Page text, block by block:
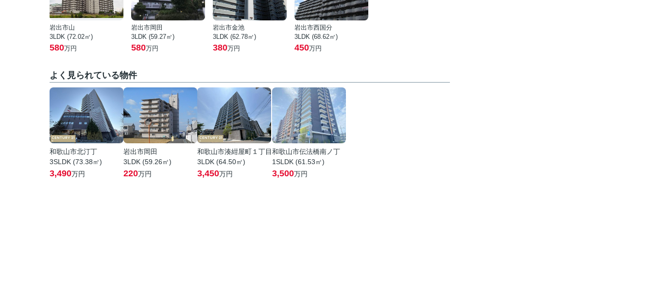
岩出市山
3LDK (72.02㎡)
580万円
岩出市岡田
3LDK (59.27㎡)
580万円
岩出市金池
3LDK (62.78㎡)
380万円
岩出市西国分
3LDK (68.62㎡)
450万円
よく見られている物件
和歌山市北汀丁
3SLDK (73.38㎡)
3,490万円
岩出市岡田
3LDK (59.26㎡)
220万円
和歌山市湊紺屋町１丁目
3LDK (64.50㎡)
3,450万円
和歌山市伝法橋南ノ丁
1SLDK (61.53㎡)
3,500万円